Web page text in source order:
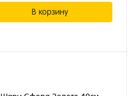
В корзину